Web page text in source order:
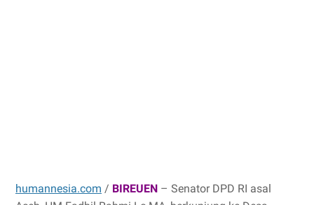
humannesia.com / BIREUEN – Senator DPD RI asal